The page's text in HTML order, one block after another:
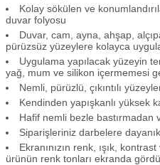
Kolay sökülen ve
duvar folyosu
Duvar, cam, ayna, ahşap,
pürüzsüz yüzeylere kolayca
Uygulama yapılacak yüzeyin
yağ, mum ve silikon içermemesi
Nemli, pürüzlü, çıkıntılı
Kendinden yapışkanlı yüksek
Hafif nemli bezle bastırmadan
Siparişleriniz darbelere
Ekranınızın renk, ışık,
ürünün renk tonları ekranda